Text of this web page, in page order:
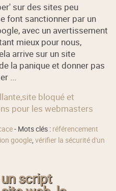
sur des sites peu
font sanctionner par un
avec un avertissement
mieux pour nous,
arrive sur un site
la panique et donner pas
...
bloqué et
pour les webmasters
- Mots clés : référencement
google,vérifier la sécurité d'un
script